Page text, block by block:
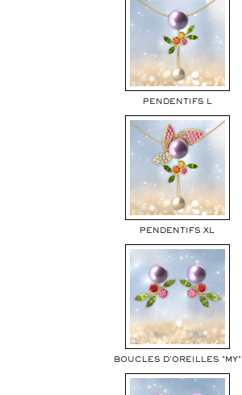
PENDENTIFS L
PENDENTIFS XL
BOUCLES D'OREILLES "MY"